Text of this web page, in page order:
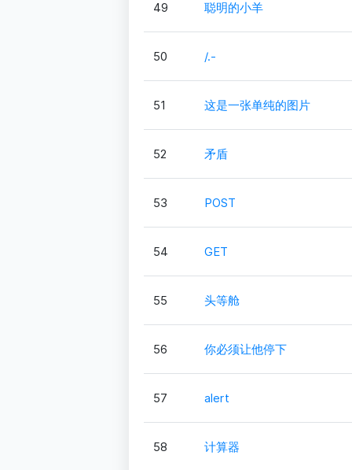
49 聪明的小羊
50 /.-
51 这是一张单纯的图片
52 矛盾
53 POST
54 GET
55 头等舱
56 你必须让他停下
57 alert
58 计算器